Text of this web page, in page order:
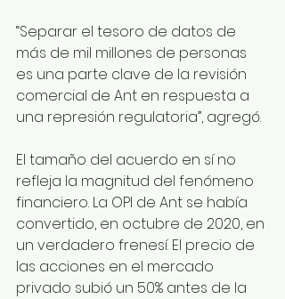
“Separar el tesoro de datos de
más de mil millones de personas
es una parte clave de la revisión
comercial de Ant en respuesta a
una represión regulatoria”, agregó.
El tamaño del acuerdo en sí no
refleja la magnitud del fenómeno
financiero. La OPI de Ant se había
convertido, en octubre de 2020, en
un verdadero frenesí. El precio de
las acciones en el mercado
privado subió un 50% antes de la